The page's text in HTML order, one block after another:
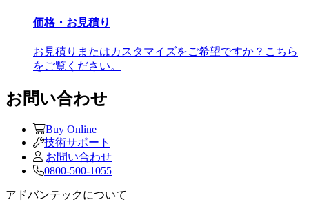
価格・お見積り
お見積りまたはカスタマイズをご希望ですか？こちら
をご覧ください。
お問い合わせ
Buy Online
技術サポート
お問い合わせ
0800-500-1055
アドバンテックについて